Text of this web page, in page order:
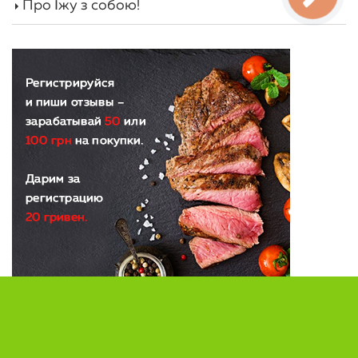
Про Їжу з собою!